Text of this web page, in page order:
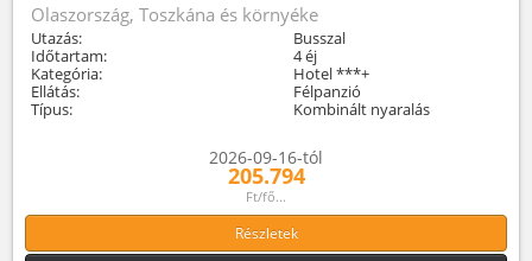
Olaszország, Toszkána és környéke
Utazás:
Busszal
Időtartam:
4 éj
Kategória:
Hotel ***+
Ellátás:
Félpanzió
Típus:
Kombinált nyaralás
2026-09-16-tól
205.794
Ft/fő...
Részletek